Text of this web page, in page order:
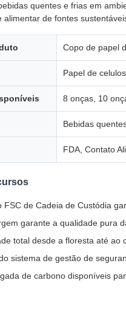
quentes e frias em
alimentar de fontes
Copo de papel
Papel de
8 onças, 10
Bebidas
FDA, Contato
FSC de Cadeia de Custódia
garante a qualidade pura
total desde a floresta até
sistema de gestão de
de carbono disponíveis